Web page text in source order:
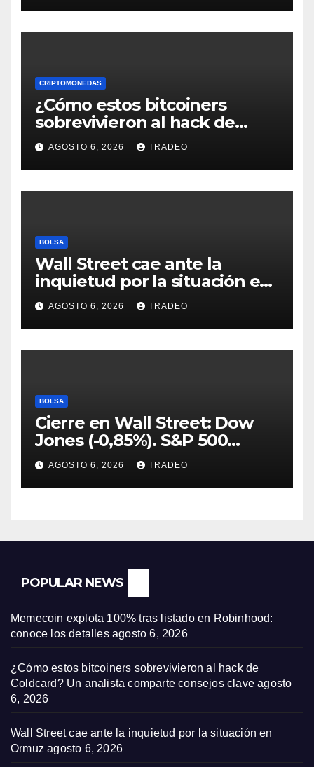
CRIPTOMONEDAS
¿Cómo estos bitcoiners
sobrevivieron al hack de
Coldcard? Un analista
comparte consejos clave
AGOSTO 6, 2026 TRADEO
BOLSA
Wall Street cae ante la
inquietud por la situación en
Ormuz
AGOSTO 6, 2026 TRADEO
BOLSA
Cierre en Wall Street: Dow
Jones (-0,85%). S&P 500
(-0,18%) y Nasdaq (-0,06%)
AGOSTO 6, 2026 TRADEO
POPULAR NEWS
Memecoin explota 100% tras listado en Robinhood:
conoce los detalles agosto 6, 2026
¿Cómo estos bitcoiners sobrevivieron al hack de
Coldcard? Un analista comparte consejos clave agosto
6, 2026
Wall Street cae ante la inquietud por la situación en
Ormuz agosto 6, 2026